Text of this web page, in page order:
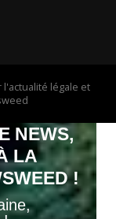
légale et
NEWS,
LA
!